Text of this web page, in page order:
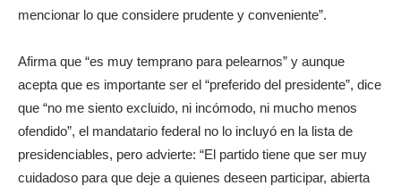
mencionar lo que considere prudente y conveniente”.
Afirma que “es muy temprano para pelearnos” y aunque
acepta que es importante ser el “preferido del presidente”, dice
que “no me siento excluido, ni incómodo, ni mucho menos
ofendido”, el mandatario federal no lo incluyó en la lista de
presidenciables, pero advierte: “El partido tiene que ser muy
cuidadoso para que deje a quienes deseen participar, abierta